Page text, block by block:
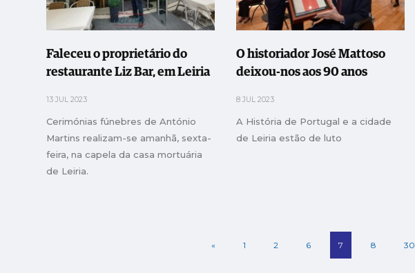
Faleceu o proprietário do
restaurante Liz Bar, em Leiria
13 JUL 2023
Cerimónias fúnebres de António
Martins realizam-se amanhã, sexta-
feira, na capela da casa mortuária
de Leiria.
O historiador José Mattoso
deixou-nos aos 90 anos
8 JUL 2023
A História de Portugal e a cidade
de Leiria estão de luto
« 1 2 6 7 8 30